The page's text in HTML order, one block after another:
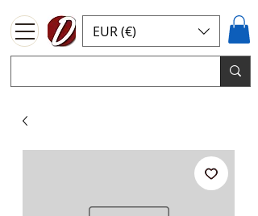
EUR (€)